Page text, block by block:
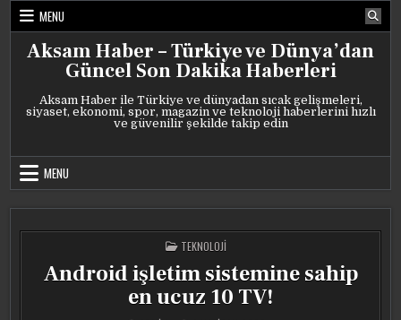
Skip
content
MENU
Aksam Haber – Türkiye ve Dünya’dan
Güncel Son Dakika Haberleri
Aksam Haber ile Türkiye ve dünyadan sıcak gelişmeleri,
siyaset, ekonomi, spor, magazin ve teknoloji haberlerini hızlı
ve güvenilir şekilde takip edin
MENU
POSTED
IN
TEKNOLOJI
Android işletim sistemine sahip
en ucuz 10 TV!